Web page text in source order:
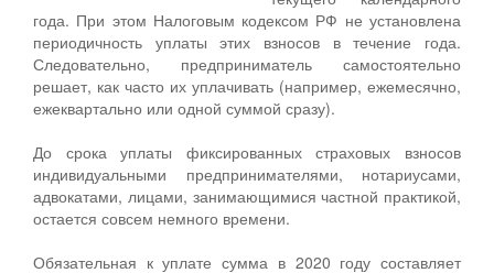
года. При этом Налоговым кодексом РФ не установлена
периодичность уплаты этих взносов в течение года.
Следовательно, предприниматель самостоятельно
решает, как часто их уплачивать (например, ежемесячно,
ежеквартально или одной суммой сразу).
До срока уплаты фиксированных страховых взносов
индивидуальными предпринимателями, нотариусами,
адвокатами, лицами, занимающимися частной практикой,
остается совсем немного времени.
Обязательная к уплате сумма в 2020 году составляет